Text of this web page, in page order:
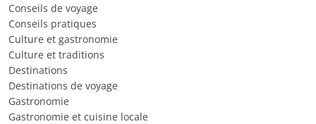
Conseils de voyage
Conseils pratiques
Culture et gastronomie
Culture et traditions
Destinations
Destinations de voyage
Gastronomie
Gastronomie et cuisine locale